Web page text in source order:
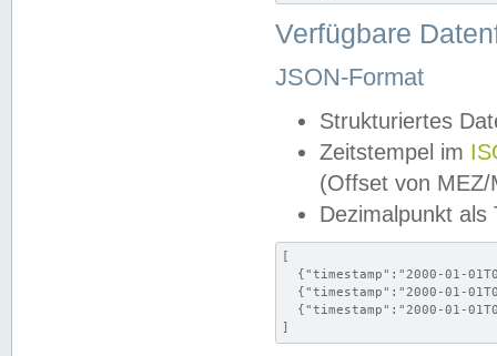
Verfügbare
JSON-Format
Strukturiertes
Zeitstempel im
(Offset von MEZ/
Dezimalpunkt als
[
{"timestamp":"2000-01-
{"timestamp":"2000-01-
{"timestamp":"2000-01-
]